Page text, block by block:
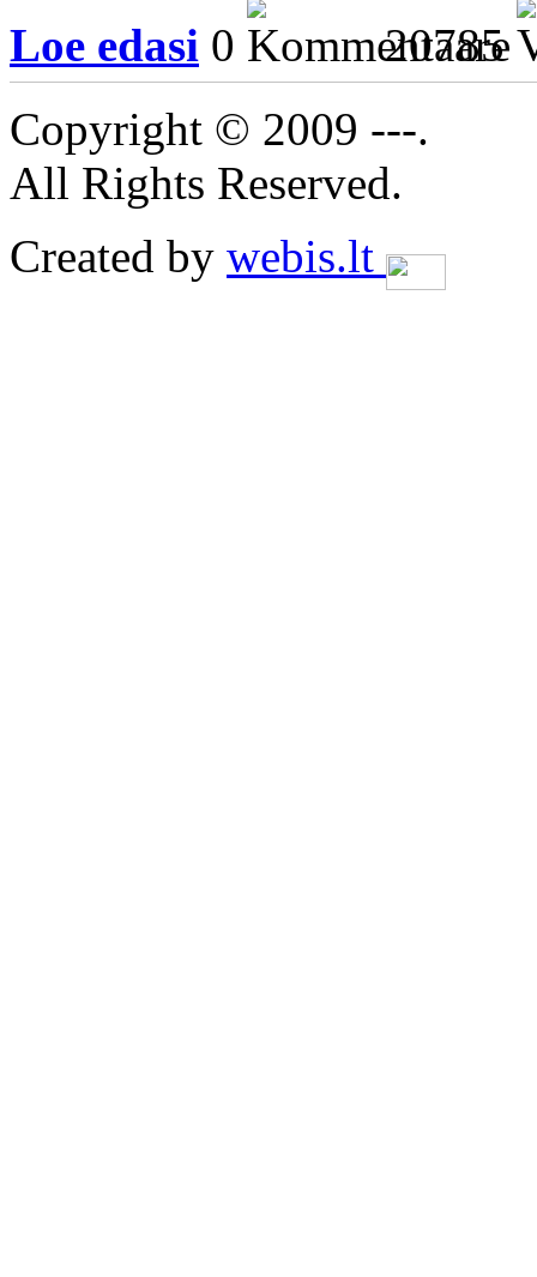
Loe edasi 0
20785
Copyright © 2009 ---.
All Rights Reserved.
Created by webis.lt